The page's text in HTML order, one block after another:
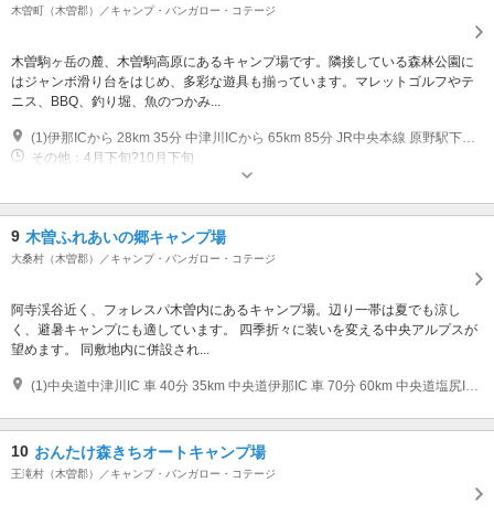
木曽町（木曽郡）／キャンプ・バンガロー・コテージ
木曽駒ヶ岳の麓、木曽駒高原にあるキャンプ場です。隣接している森林公園に
はジャンボ滑り台をはじめ、多彩な遊具も揃っています。マレットゴルフやテ
ニス、BBQ、釣り堀、魚のつかみ...
(1)伊那ICから 28km 35分 中津川ICから 65km 85分 JR中央本線 原野駅下車 30分 JR中央本線 木曽福島駅下車 →バス14分 徒歩10分
その他：4月下旬?10月下旬
9 木曽ふれあいの郷キャンプ場
大桑村（木曽郡）／キャンプ・バンガロー・コテージ
阿寺渓谷近く、フォレスパ木曽内にあるキャンプ場。辺り一帯は夏でも涼し
く、避暑キャンプにも適しています。 四季折々に装いを変える中央アルプスが
望めます。 同敷地内に併設され...
(1)中央道中津川IC 車 40分 35km 中央道伊那IC 車 70分 60km 中央道塩尻IC 車 90分 70km JR中央本線 野尻駅 タクシー 5分
10 おんたけ森きちオートキャンプ場
王滝村（木曽郡）／キャンプ・バンガロー・コテージ